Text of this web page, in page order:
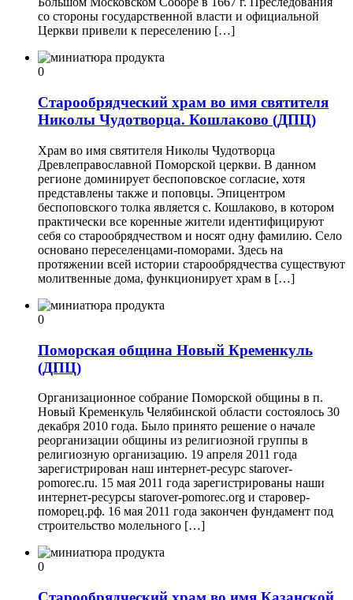
со стороны государственной власти и официальной
Церкви привели к переселению […]
0
Старообрядческий храм во имя святителя
Николы Чудотворца. Кошлаково (ДПЦ)
Храм во имя святителя Николы Чудотворца
Древлеправославной Поморской церкви. В данном
регионе доминирует беспо­повское согласие, хотя
представлены также и поповцы. Эпицентром
беспоповского толка является с. Кошлаково, в котором
практичес­ки все коренные жители идентифицируют
себя со старообрядчеством и носят одну фамилию. Село
основано переселенцами-поморами. Здесь на
протяжении всей истории старообрядчества существуют
молитвенные дома, функ­ционирует храм в […]
0
Поморская община Новый Кременкуль
(ДПЦ)
Организационное собрание Поморской общины в п.
Новый Кременкуль Челябинской области состоялось 30
декабря 2010 года. Было принято решение о начале
реорганизации общины из религиозной группы в
религиозную организацию. 19 апреля 2011 года
зарегистрирован наш интернет-ресурс starover-
pomorec.ru. 15 мая 2011 года зарегистрированы наши
интернет-ресурсы starover-pomorec.org и старовер-
поморец.рф. 16 мая 2011 года закончен фундамент под
строительство молельного […]
0